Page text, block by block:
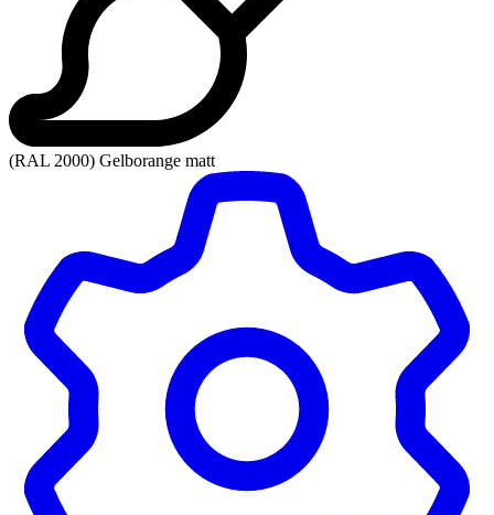
(RAL 2000) Gelborange matt